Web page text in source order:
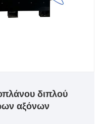
διπλού
αξόνων